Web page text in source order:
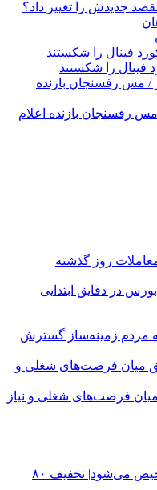
جدیدش را تغییر داد؟
فینال را شکستند
رفسنجان بازنده اعلام
روز گذشته
بورس در دقایق ابتدایی
مردم زمینه‌ساز گسترش
فرصت‌های شغلی و نیاز